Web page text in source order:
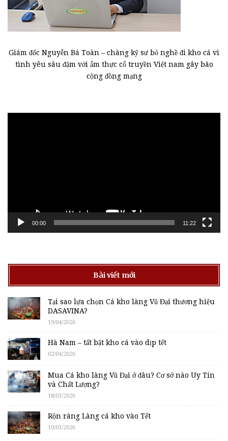
Giám đốc Nguyễn Bá Toàn – chàng kỹ sư bỏ nghề đi kho cá vì
tình yêu sâu đậm với ẩm thực cổ truyền Việt nam gây bão
cộng đồng mạng
00:00 11:22
Bài viết mới
Tại sao lựa chọn Cá kho làng Vũ Đại thương hiệu
DASAVINA?
19/04/2026
Hà Nam – tất bật kho cá vào dịp tết
02/04/2026
Mua Cá kho làng Vũ Đại ở đâu? Cơ sở nào Uy Tín
và Chất Lượng?
18/03/2026
Rộn ràng Làng cá kho vào Tết
10/03/2026